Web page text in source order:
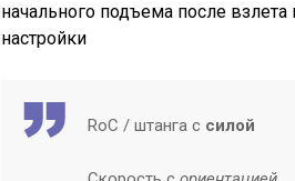
начального подъема после взлета
настройки
RoC / штанга с силой